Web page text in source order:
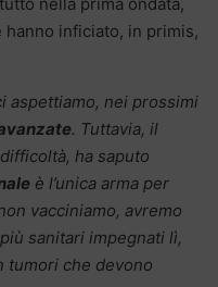
inficiato, in primis,
aspettiamo, nei prossimi
. Tuttavia, il
ha saputo
è l’unica arma per
vacciniamo, avremo
sanitari impegnati lì,
tumori che devono